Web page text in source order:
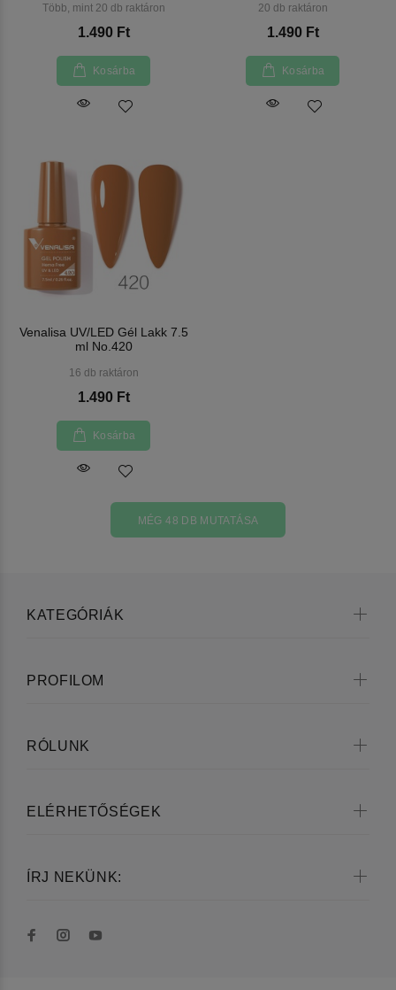
Több, mint 20 db raktáron
1.490 Ft
Kosárba
20 db raktáron
1.490 Ft
Kosárba
Venalisa UV/LED Gél Lakk 7.5
ml No.420
16 db raktáron
1.490 Ft
Kosárba
MÉG 48 DB MUTATÁSA
KATEGÓRIÁK
PROFILOM
RÓLUNK
ELÉRHETŐSÉGEK
ÍRJ NEKÜNK: